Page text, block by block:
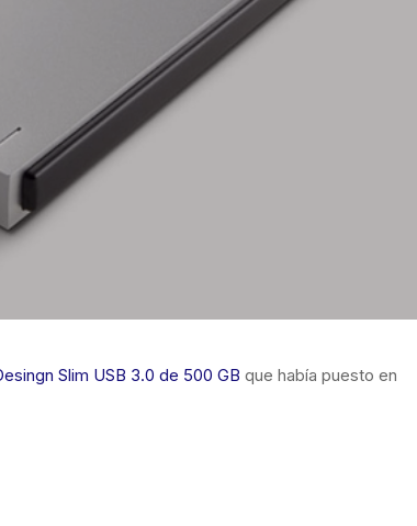
Slim USB 3.0 de 500 GB que había puesto en